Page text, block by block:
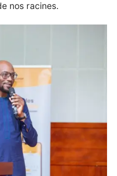
nos racines.